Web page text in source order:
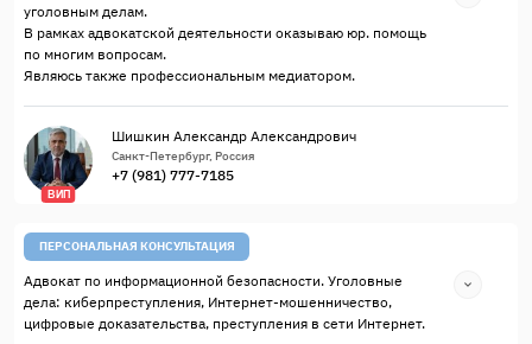
уголовным делам.
В рамках адвокатской деятельности оказываю юр. помощь
по многим вопросам.
Являюсь также профессиональным медиатором.
ВИП
Шишкин Александр Александрович
Санкт-Петербург, Россия
+7 (981) 777-7185
ПЕРСОНАЛЬНАЯ КОНСУЛЬТАЦИЯ
Адвокат по информационной безопасности. Уголовные
дела: киберпреступления, Интернет-мошенничество,
цифровые доказательства, преступления в сети Интернет.